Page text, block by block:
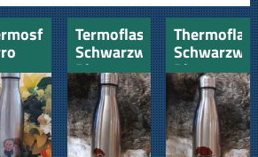
Termoflasche
Schwarzwald-
Biene
seitlich
Biene